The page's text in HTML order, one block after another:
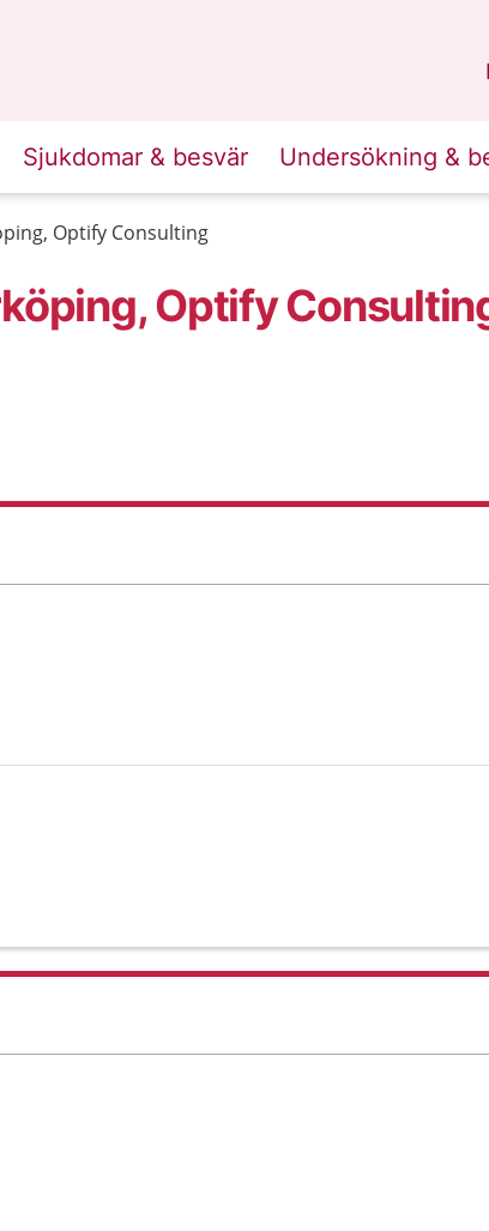
Sjukdomar & besvär Undersökning &
Optify Consulting
Optify